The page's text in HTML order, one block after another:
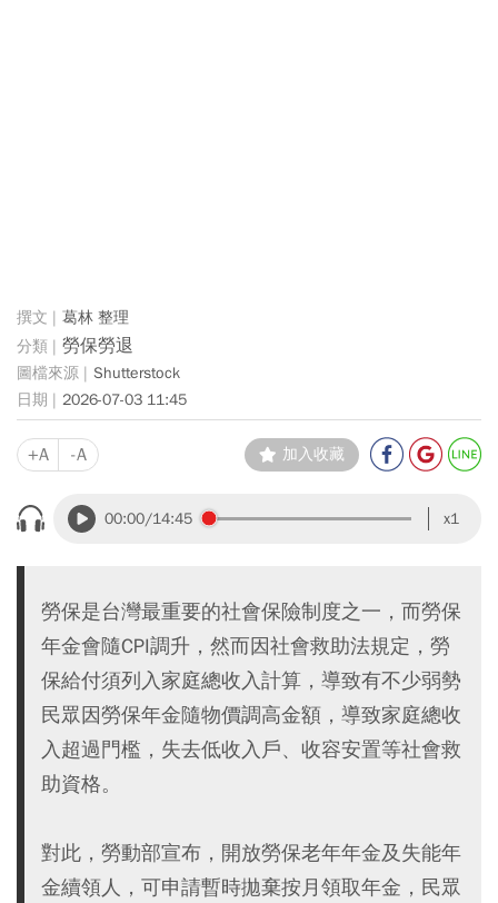
葛林 整理
勞保勞退
Shutterstock
2026-07-03 11:45
+A -A 加入收藏
00:00/14:45 x1
勞保是台灣最重要的社會保險制度之一，而勞保
年金會隨CPI調升，然而因社會救助法規定，勞
保給付須列入家庭總收入計算，導致有不少弱勢
民眾因勞保年金隨物價調高金額，導致家庭總收
入超過門檻，失去低收入戶、收容安置等社會救
助資格。
對此，勞動部宣布，開放勞保老年年金及失能年
金續領人，可申請暫時拋棄按月領取年金，民眾